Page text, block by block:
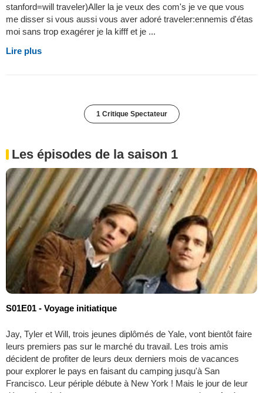
stanford=will traveler)Aller la je veux des com's je ve que vous
me disser si vous aussi vous aver adoré traveler:ennemis d'étas
moi sans trop exagérer je la kifff et je ...
Lire plus
1 Critique Spectateur
Les épisodes de la saison 1
S01E01 - Voyage initiatique
Jay, Tyler et Will, trois jeunes diplômés de Yale, vont bientôt faire
leurs premiers pas sur le marché du travail. Les trois amis
décident de profiter de leurs deux derniers mois de vacances
pour explorer le pays en faisant du camping jusqu'à San
Francisco. Leur périple débute à New York ! Mais le jour de leur